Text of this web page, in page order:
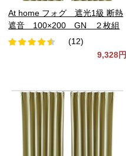
At home フォグ 遮光1級 断熱
遮音 100×200 GN ２枚組
(12)
9,328円